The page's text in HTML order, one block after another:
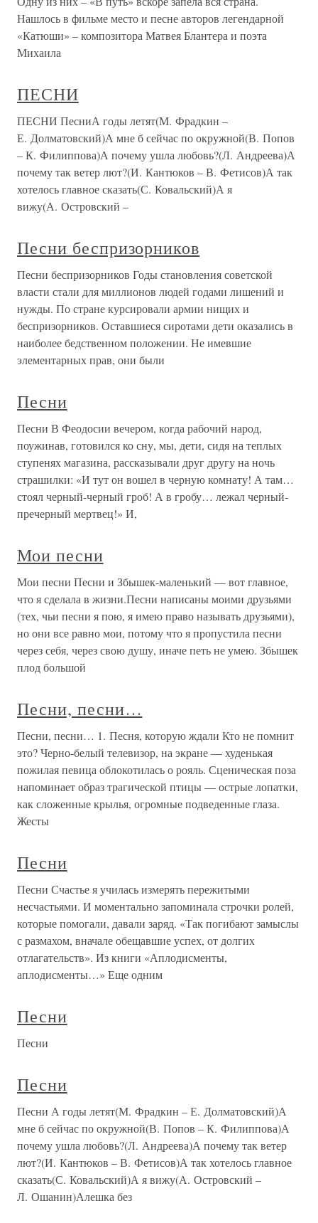
Нашлось в фильме место и песне авторов легендарной
«Катюши» – композитора Матвея Блантера и поэта
Михаила
ПЕСНИ
ПЕСНИ ПесниА годы летят(М. Фрадкин –
Е. Долматовский)А мне б сейчас по окружной(В. Попов
– К. Филиппова)А почему ушла любовь?(Л. Андреева)А
почему так ветер лют?(И. Кантюков – В. Фетисов)А так
хотелось главное сказать(С. Ковальский)А я
вижу(А. Островский –
Песни беспризорников
Песни беспризорников Годы становления советской
власти стали для миллионов людей годами лишений и
нужды. По стране курсировали армии нищих и
беспризорников. Оставшиеся сиротами дети оказались в
наиболее бедственном положении. Не имевшие
элементарных прав, они были
Песни
Песни В Феодосии вечером, когда рабочий народ,
поужинав, готовился ко сну, мы, дети, сидя на теплых
ступенях магазина, рассказывали друг другу на ночь
страшилки: «И тут он вошел в черную комнату! А там…
стоял черный-черный гроб! А в гробу… лежал черный-
пречерный мертвец!» И,
Мои песни
Мои песни Песни и Збышек-маленький — вот главное,
что я сделала в жизни.Песни написаны моими друзьями
(тех, чьи песни я пою, я имею право называть друзьями),
но они все равно мои, потому что я пропустила песни
через себя, через свою душу, иначе петь не умею. Збышек
плод большой
Песни, песни…
Песни, песни… 1. Песня, которую ждали Кто не помнит
это? Черно-белый телевизор, на экране — худенькая
пожилая певица облокотилась о рояль. Сценическая поза
напоминает образ трагической птицы — острые лопатки,
как сложенные крылья, огромные подведенные глаза.
Жесты
Песни
Песни Счастье я училась измерять пережитыми
несчастьями. И моментально запоминала строчки ролей,
которые помогали, давали заряд. «Так погибают замыслы
с размахом, вначале обещавшие успех, от долгих
отлагательств». Из книги «Аплодисменты,
аплодисменты…» Еще одним
Песни
Песни
Песни
Песни А годы летят(М. Фрадкин – Е. Долматовский)А
мне б сейчас по окружной(В. Попов – К. Филиппова)А
почему ушла любовь?(Л. Андреева)А почему так ветер
лют?(И. Кантюков – В. Фетисов)А так хотелось главное
сказать(С. Ковальский)А я вижу(А. Островский –
Л. Ошанин)Алешка без